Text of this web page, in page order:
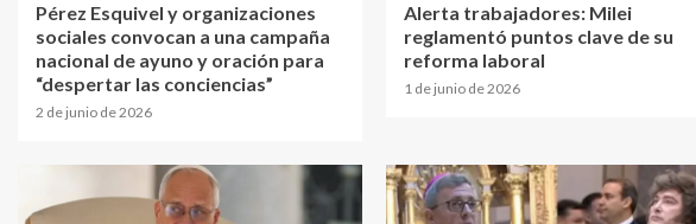
Pérez Esquivel y organizaciones
sociales convocan a una campaña
nacional de ayuno y oración para
“despertar las conciencias”
2 de junio de 2026
Alerta trabajadores: Milei
reglamentó puntos clave de su
reforma laboral
1 de junio de 2026